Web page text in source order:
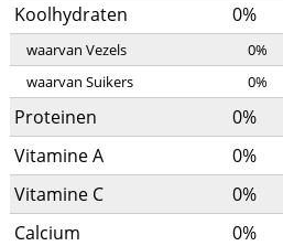
Koolhydraten
0%
waarvan Vezels 0%
waarvan Suikers
0%
Proteinen 0%
Vitamine A
0%
Vitamine C
0%
Calcium
0%